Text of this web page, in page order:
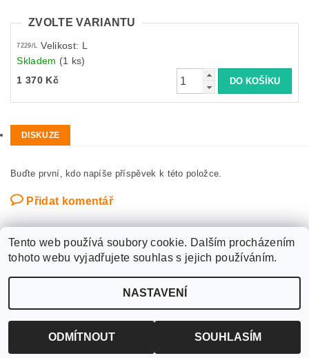
ZVOLTE VARIANTU
7229/L Velikost: L
Skladem (1 ks)
1 370 Kč
DISKUZE
Buďte první, kdo napíše příspěvek k této položce.
Přidat komentář
WANTED SPORT PARDUBICE , všechna práva vyhrazena
cookies
Tento web používá soubory cookie. Dalším procházením
tohoto webu vyjadřujete souhlas s jejich používáním.
NASTAVENÍ
ODMÍTNOUT SOUHLASÍM